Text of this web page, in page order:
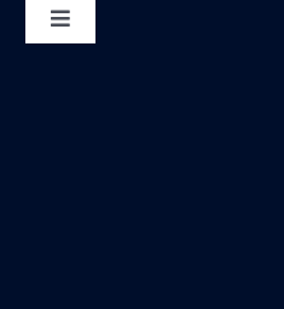
Toggle